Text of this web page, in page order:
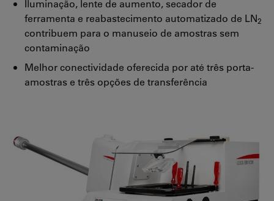
Iluminação, lente de aumento, secador de
ferramenta e reabastecimento automatizado de LN2
contribuem para o manuseio de amostras sem
contaminação
Melhor conectividade oferecida por até três porta-
amostras e três opções de transferência